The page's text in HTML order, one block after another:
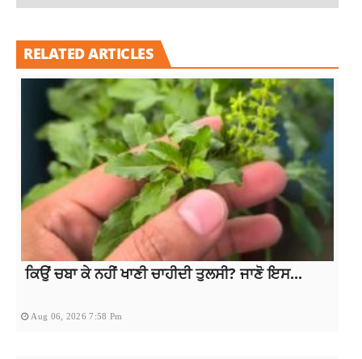
RELATED ARTICLES
ਕਿਉਂ ਚਬਾ ਕੇ ਨਹੀਂ ਖਾਣੀ ਚਾਹੀਦੀ ਤੁਲਸੀ? ਜਾਣੋ ਇਸ...
Aug 06, 2026 7:58 Pm